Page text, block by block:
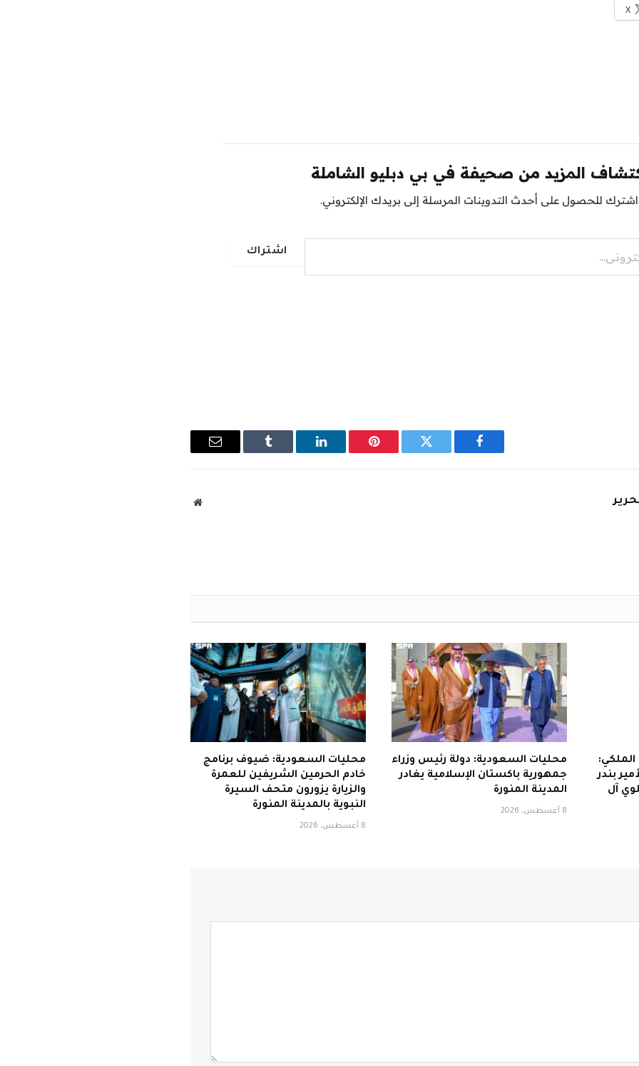
X
المزيد من صحيفة في بي دبليو الشاملة
اشترك للحصول على أحدث التدوينات المرسلة إلى بريدك الإلكتروني.
اشتراك
فيسبوك تويتر بينتيريستلينكدإن Tumblr
البريد
موقع
الملكي:
بندر
آل
محليات السعودية: دولة رئيس وزراء
جمهورية باكستان الإسلامية يغادر
المدينة المنورة
8 أغسطس، 2026
محليات السعودية: ضيوف برنامج
خادم الحرمين الشريفين للعمرة
والزيارة يزورون متحف السيرة
النبوية بالمدينة المنورة
8 أغسطس، 2026